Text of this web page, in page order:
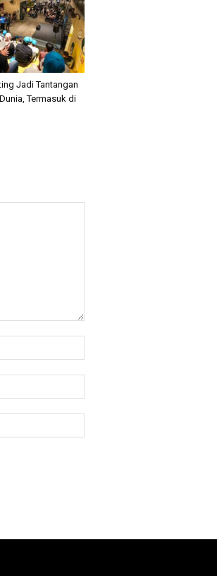
Jadi Tantangan
Termasuk di